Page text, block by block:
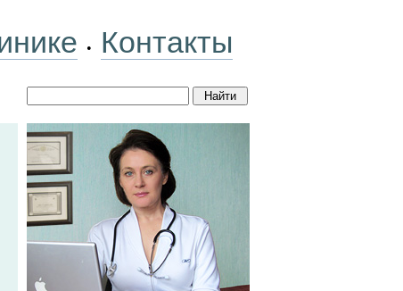
• Контакты